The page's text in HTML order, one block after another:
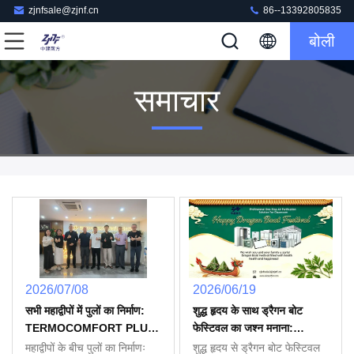
zjnfsale@zjnf.cn 86--13392805835
बोली
समाचार
2026/07/08
सभी महाद्वीपों में पुलों का निर्माण:
TERMOCOMFORT PLUS
LLC ने शेन्ज़ेन झोंगजियान दक्षिण
महाद्वीपों के बीच पुलों का निर्माणः
2026/06/19
शुद्ध हृदय के साथ ड्रैगन बोट
फेस्टिवल का जश्न मनाना:
झोंगजियान दक्षिण पर्यावरण ने
शुद्ध हृदय से ड्रैगन बोट फेस्टिवल